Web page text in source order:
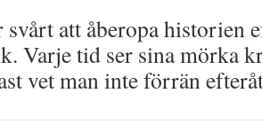
svårt att åberopa historien
Varje tid ser sina mörka
vet man inte förrän